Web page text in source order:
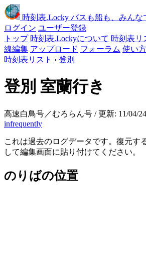
時刻表.Locky バスも船も、みんな
ログイン ユーザー登録
トップ 時刻表.Lockyについて 時刻表リ
線編集 アップロード フォーラム 使い方
時刻表リスト › 登別
登別 室蘭行き
高速白鳥号／むろらん号 / 更新: 11/04/
infrequently
これは過去のログデータです。復元す
して編集画面に貼り付けてください。
のりばの位置